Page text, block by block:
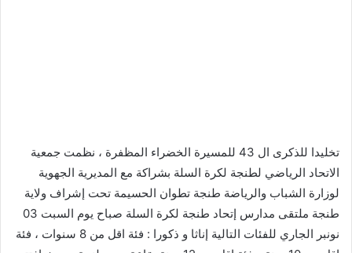
تخليدا للذكرى ال 43 للمسيرة الخضراء المظفرة ، نظمت جمعية
الاتحاد الرياضي لطنجة لكرة السلة بشراكة مع المديرية الجهوية
لوزارة الشباب والرياضة طنجة تطوان الحسيمة تحت إشراف ولاية
طنجة ملتقى مدارس إتحاد طنجة لكرة السلة صباح يوم السبت 03
نونبر الجاري للفئات التالية إناثا و ذكورا : فئة اقل من 8 سنوات ، فئة